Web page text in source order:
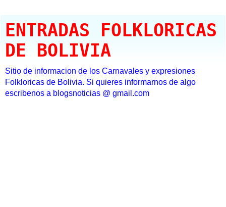
ENTRADAS FOLKLORICAS
DE BOLIVIA
Sitio de informacion de los Carnavales y expresiones
Folkloricas de Bolivia. Si quieres informarnos de algo
escribenos a blogsnoticias @ gmail.com